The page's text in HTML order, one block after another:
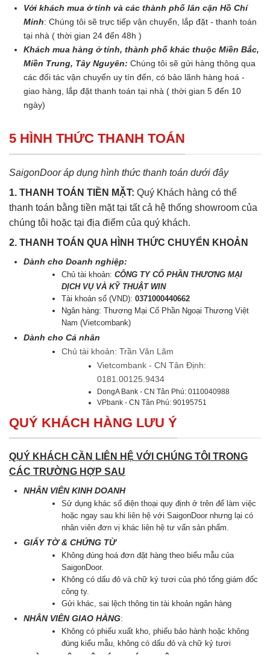
Với khách mua ở tỉnh và các thành phố lân cận Hồ Chí
Minh: Chúng tôi sẽ trực tiếp vận chuyển, lắp đặt - thanh toán
tại nhà ( thời gian 24 đến 48h )
Khách mua hàng ở tỉnh, thành phố khác thuộc Miền Bắc,
Miền Trung, Tây Nguyên: Chúng tôi sẽ gửi hàng thông qua
các đối tác vận chuyển uy tín đến, có bảo lãnh hàng hoá -
giao hàng, lắp đặt thanh toán tại nhà ( thời gian 5 đến 10
ngày)
5 HÌNH THỨC THANH TOÁN
SaigonDoor áp dụng hình thức thanh toán dưới đây
1. THANH TOÁN TIỀN MẶT: Quý Khách hàng có thể
thanh toán bằng tiền mặt tại tất cả hệ thống showroom của
chúng tôi hoặc tại địa điểm của quý khách.
2. THANH TOÁN QUA HÌNH THỨC CHUYỂN KHOẢN
Dành cho Doanh nghiệp:
Chủ tài khoản:CÔNG TY CỔ PHẦN THƯƠNG MẠI
DỊCH VỤ VÀ KỸ THUẬT WIN
Tài khoản số (VND):0371000440662
Ngân hàng: Thương Mại Cổ Phần Ngoại Thương Việt
Nam (Vietcombank)
Dành cho Cá nhân
Chủ tài khoản: Trần Văn Lãm
Vietcombank - CN Tân Định:
0181.00125.9434
DongA Bank - CN Tân Phú: 0110040988
VPbank - CN Tân Phú: 90195751
QUÝ KHÁCH HÀNG LƯU Ý
QUÝ KHÁCH CẦN LIÊN HỆ VỚI CHÚNG TÔI TRONG
CÁC TRƯỜNG HỢP SAU
NHÂN VIÊN KINH DOANH
Sử dụng khác số điện thoại quy định ở trên để làm việc
hoặc ngay sau khi liên hệ với SaigonDoor nhưng lại có
nhân viên đơn vị khác liên hệ tư vấn sản phẩm.
GIẤY TỜ & CHỨNG TỪ
Không đúng hoá đơn đặt hàng theo biểu mẫu của
SaigonDoor.
Không có dấu đỏ và chữ ký tươi của phó tổng giám đốc
công ty.
Gửi khác, sai lệch thông tin tài khoản ngân hàng
NHÂN VIÊN GIAO HÀNG:
Không có phiếu xuất kho, phiếu bảo hành hoặc không
đúng kiểu mẫu, không có dấu đỏ và chữ kỷ tươi